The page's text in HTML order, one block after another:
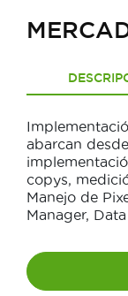
abarcan
copys,
Manejo de
Manager,